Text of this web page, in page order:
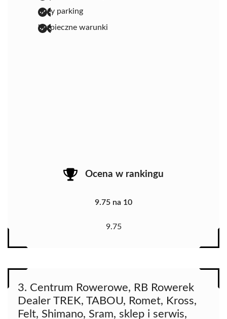
duży parking
bezpieczne warunki
Ocena w rankingu
9.75 na 10
9.75
3. Centrum Rowerowe, RB Rowerek
Dealer TREK, TABOU, Romet, Kross,
Felt, Shimano, Sram, sklep i serwis,